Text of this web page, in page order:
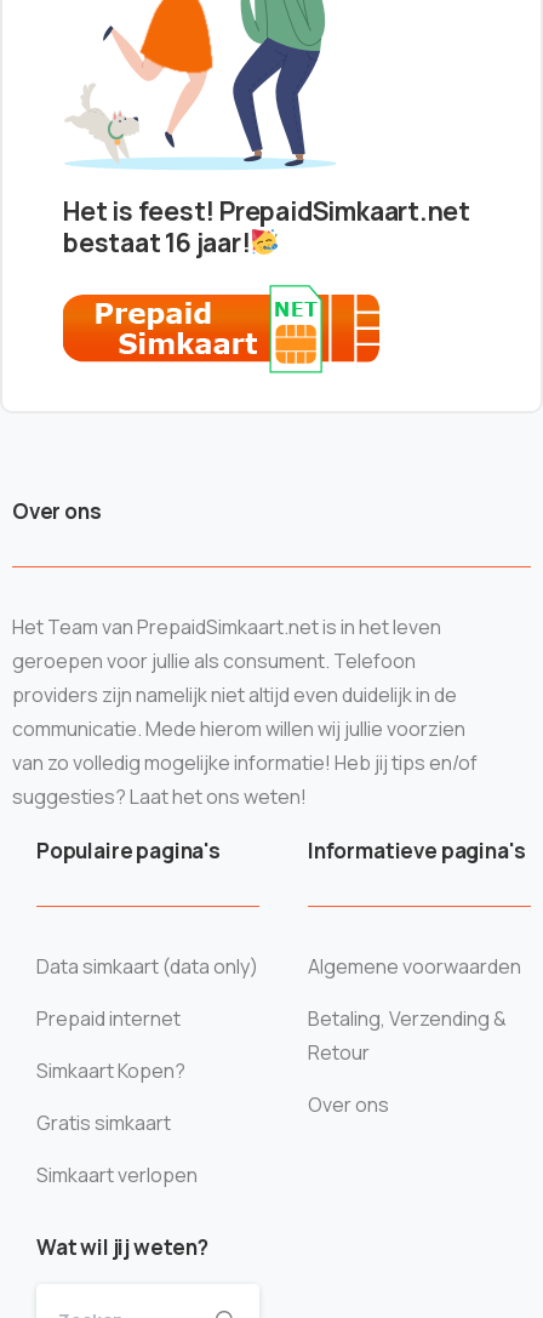
Het is feest! PrepaidSimkaart.net
bestaat 16 jaar!
Over ons
Het Team van PrepaidSimkaart.net is in het leven
geroepen voor jullie als consument. Telefoon
providers zijn namelijk niet altijd even duidelijk in de
communicatie. Mede hierom willen wij jullie voorzien
van zo volledig mogelijke informatie! Heb jij tips en/of
suggesties? Laat het ons weten!
Populaire pagina's
Data simkaart (data only)
Prepaid internet
Simkaart Kopen?
Gratis simkaart
Simkaart verlopen
Informatieve pagina's
Algemene voorwaarden
Betaling, Verzending &
Retour
Over ons
Wat wil jij weten?